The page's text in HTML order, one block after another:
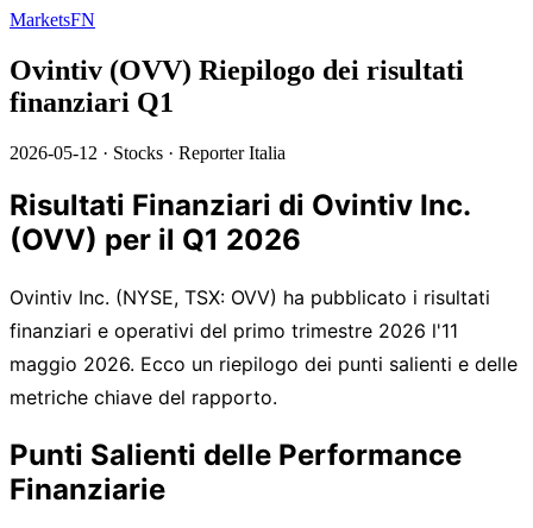
MarketsFN
Ovintiv (OVV) Riepilogo dei risultati
finanziari Q1
2026-05-12 · Stocks · Reporter Italia
Risultati Finanziari di Ovintiv Inc.
(OVV) per il Q1 2026
Ovintiv Inc. (NYSE, TSX: OVV) ha pubblicato i risultati
finanziari e operativi del primo trimestre 2026 l'11
maggio 2026. Ecco un riepilogo dei punti salienti e delle
metriche chiave del rapporto.
Punti Salienti delle Performance
Finanziarie